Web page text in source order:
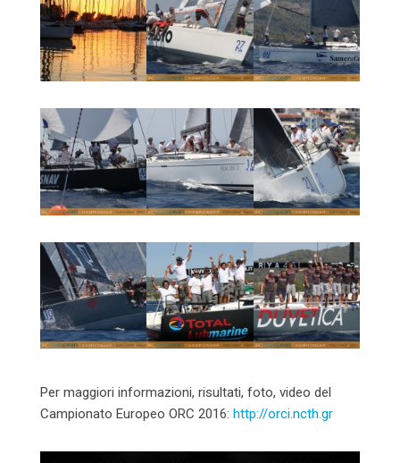
Per maggiori informazioni, risultati, foto, video del
Campionato Europeo ORC 2016: http://orci.ncth.gr